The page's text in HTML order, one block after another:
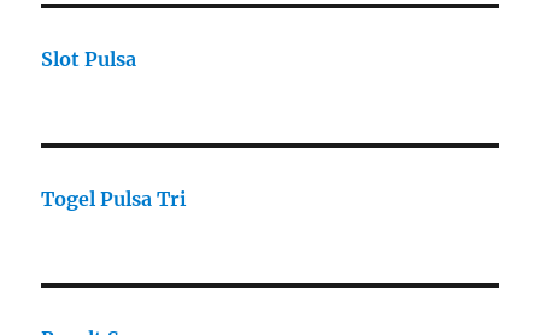
Slot Pulsa
Togel Pulsa Tri